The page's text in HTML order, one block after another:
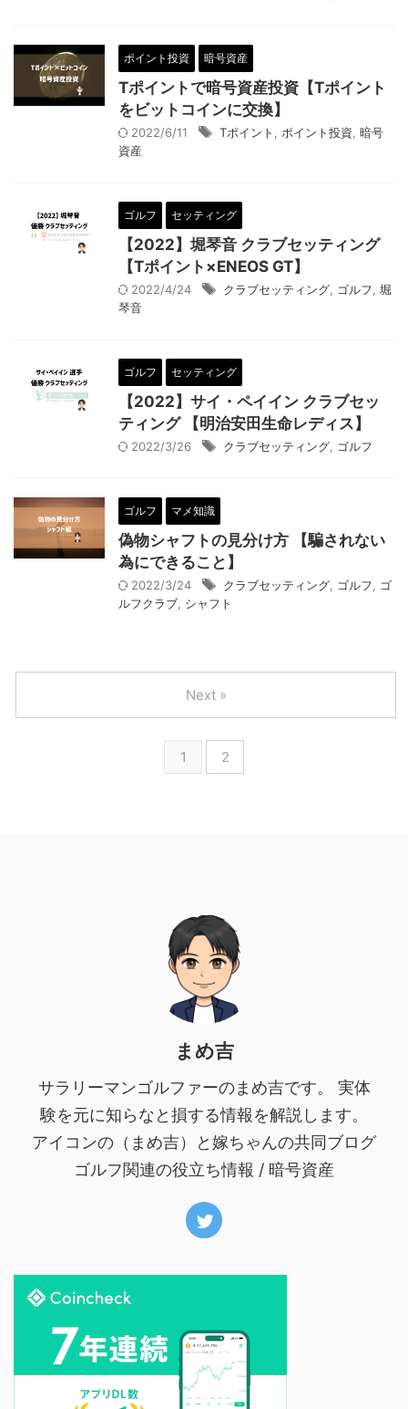
ポイント投資 暗号資産
Tポイントで暗号資産投資【Tポイント
をビットコインに交換】
2022/6/11 Tポイント ポイント投資 暗号
資産
ゴルフ セッティング
【2022】堀琴音 クラブセッティング
【Tポイント×ENEOS GT】
2022/4/24 クラブセッティング ゴルフ 堀
琴音
ゴルフ セッティング
【2022】サイ・ペイイン クラブセッ
ティング 【明治安田生命レディス】
2022/3/26 クラブセッティング ゴルフ
ゴルフ マメ知識
偽物シャフトの見分け方 【騙されない
為にできること】
2022/3/24 クラブセッティング ゴルフ
ゴ
ルフクラブ シャフト
1 2
Next »
まめ吉
サラリーマンゴルファーのまめ吉です。 実体
験を元に知らなと損する情報を解説します。
アイコンの（まめ吉）と嫁ちゃんの共同ブログ
ゴルフ関連の役立ち情報 / 暗号資産